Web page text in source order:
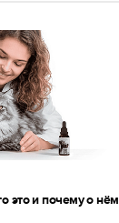
это и почему о нём